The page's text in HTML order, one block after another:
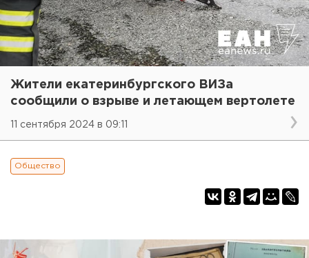
Жители екатеринбургского ВИЗа
сообщили о взрыве и летающем вертолете
11 сентября 2024 в 09:11
Общество